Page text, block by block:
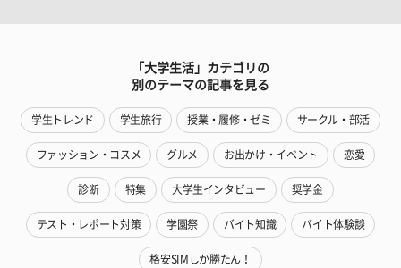
「大学生活」カテゴリの
別のテーマの記事を見る
学生トレンド 学生旅行 授業・履修・ゼミ サークル・部活
ファッション・コスメ グルメ お出かけ・イベント 恋愛
診断 特集 大学生インタビュー 奨学金
テスト・レポート対策 学園祭 バイト知識 バイト体験談
格安SIMしか勝たん！